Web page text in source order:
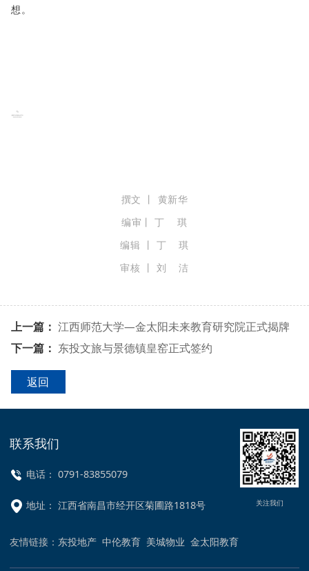
想。
撰文 丨 黄新华
编审丨 丁 琪
编辑 丨 丁 琪
审核 丨 刘 洁
上一篇： 江西师范大学—金太阳未来教育研究院正式揭牌
下一篇： 东投文旅与景德镇皇窑正式签约
返回
联系我们
电话： 0791-83855079
地址： 江西省南昌市经开区菊圃路1818号 关注我们
友情链接： 东投地产 中伦教育 美城物业 金太阳教育